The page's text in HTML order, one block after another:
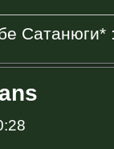
Сатанюги*